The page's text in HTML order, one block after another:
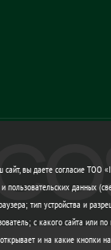
сайт, вы даете согласие ТОО
пользовательских данных
тип устройства и
с какого сайта или
и на какие кнопки